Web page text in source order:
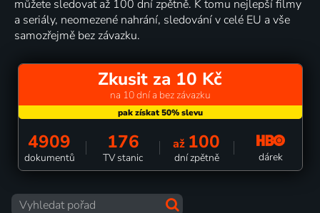
můžete sledovat až 100 dní zpětně. K tomu nejlepší filmy
a seriály, neomezené nahrání, sledování v celé EU a vše
samozřejmě bez závazku.
Zkusit za 10 Kč
na 10 dní a bez závazku
4909
dokumentů
176
TV stanic
až 100
dní zpětně dárek